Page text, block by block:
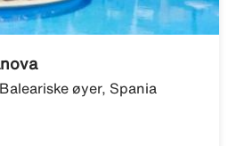
øyer, Spania